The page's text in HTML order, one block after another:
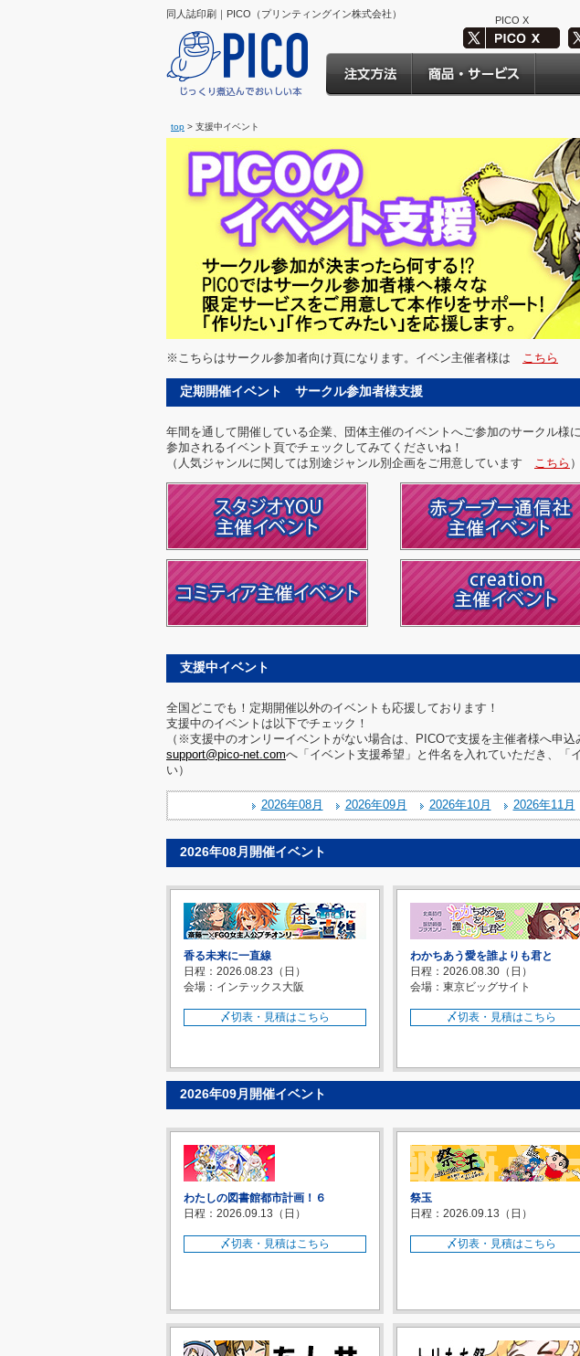
同人誌印刷｜PICO（プリンティングイン株式会社）
PICO X
top > 支援中イベント
※こちらはサークル参加者向け頁になります。イベン主催者様は こちら
定期開催イベント サークル参加者様支援
年間を通して開催している企業、団体主催のイベントへご参加のサークル様
参加されるイベント頁でチェックしてみてくださいね！
（人気ジャンルに関しては別途ジャンル別企画をご用意しています
こちら ）
支援中イベント
全国どこでも！定期開催以外のイベントも応援しております！
支援中のイベントは以下でチェック！
（※支援中のオンリーイベントがない場合は、PICOで支援を主催者様へ申込
support@pico-net.comへ「イベント支援希望」と件名を入れていただき、「
い）
2026年08月 2026年09月 2026年10月 2026年11月
2026年08月開催イベント
香る未来に一直線
日程：2026.08.23（日）
会場：インテックス大阪
〆切表・見積はこちら
わかちあう愛を誰よりも君と
日程：2026.08.30（日）
会場：東京ビッグサイト
〆切表・見積はこちら
2026年09月開催イベント
わたしの図書館都市計画！６
日程：2026.09.13（日）
〆切表・見積はこちら
祭玉
日程：2026.09.13（日）
〆切表・見積はこちら